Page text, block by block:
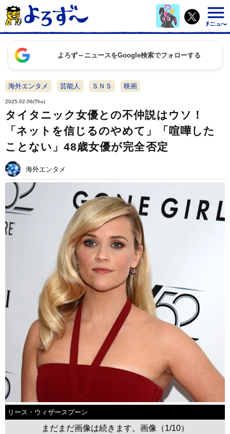
よろず～ニュースをGoogle検索でフォローする
海外エンタメ 芸能人 ＳＮＳ 映画
2025.02.06(Thu)
タイタニック女優との不仲説はウソ！
「ネットを信じるのやめて」「喧嘩した
ことない」48歳女優が完全否定
海外エンタメ
リース・ウィザースプーン
まだまだ画像は続きます。画像（1/10）